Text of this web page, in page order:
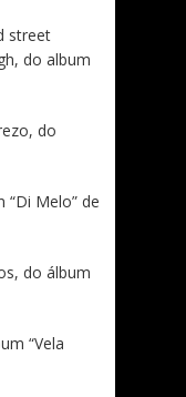
street
do album
do
Melo” de
do álbum
“Vela